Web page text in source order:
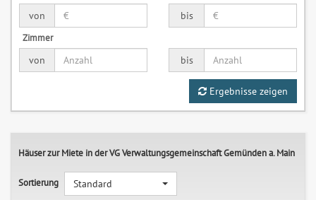
von
bis
Zimmer
von
bis
Ergebnisse zeigen
Häuser zur Miete in der VG Verwaltungsgemeinschaft Gemünden a. Main
Sortierung
Standard